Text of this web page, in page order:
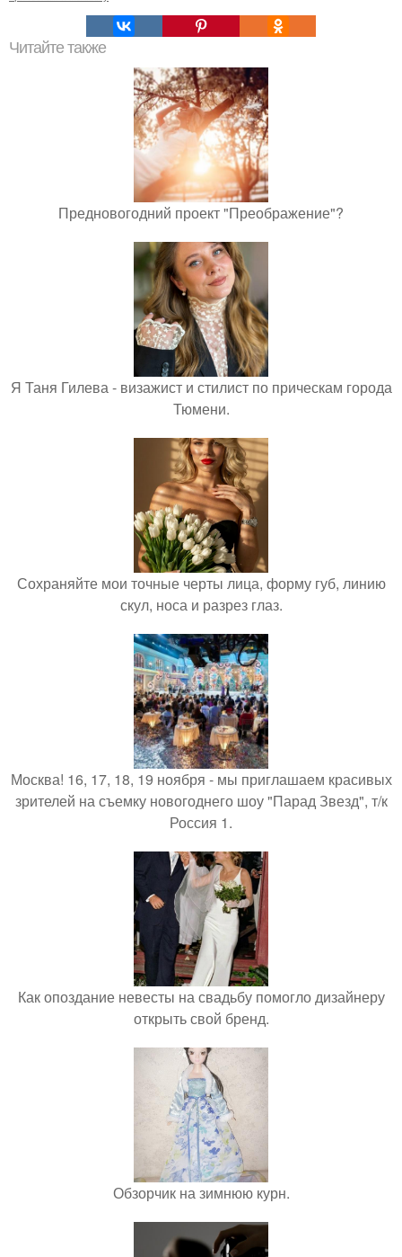
Читайте также
Предновогодний проект "Преображение"?
Я Таня Гилева - визажист и стилист по прическам города
Тюмени.
Сохраняйте мои точные черты лица, форму губ, линию
скул, носа и разрез глаз.
Москва! 16, 17, 18, 19 ноября - мы приглашаем красивых
зрителей на съемку новогоднего шоу "Парад Звезд", т/к
Россия 1.
Как опоздание невесты на свадьбу помогло дизайнеру
открыть свой бренд.
Обзорчик на зимнюю курн.